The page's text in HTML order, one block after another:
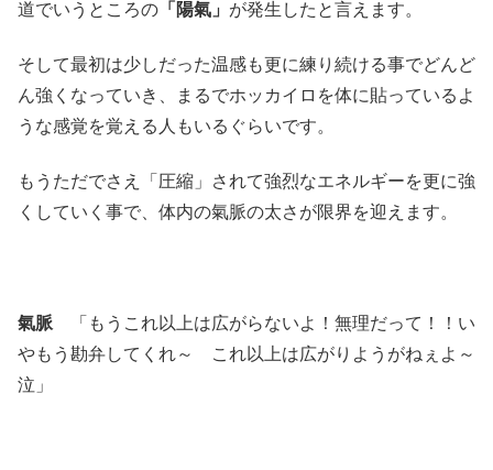
道でいうところの 「陽氣」 が発生したと言えます。
そして最初は少しだった温感も更に練り続ける事でどんど
ん強くなっていき、まるでホッカイロを体に貼っているよ
うな感覚を覚える人もいるぐらいです。
もうただでさえ「圧縮」されて強烈なエネルギーを更に強
くしていく事で、体内の氣脈の太さが限界を迎えます。
氣脈 「もうこれ以上は広がらないよ！無理だって！！い
やもう勘弁してくれ～ これ以上は広がりようがねぇよ～
泣」